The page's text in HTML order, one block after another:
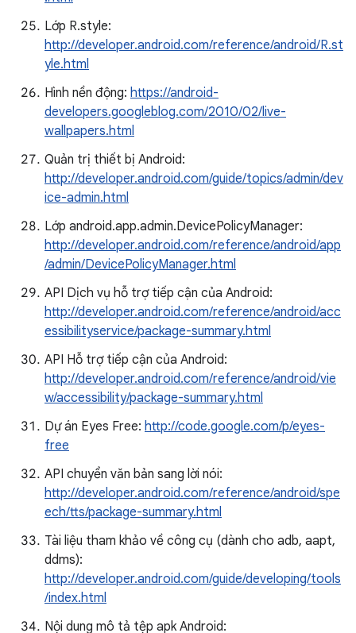
Lớp R.style:
http://developer.android.com/reference/android/R.st
yle.html
Hình nền động: https://android-
developers.googleblog.com/2010/02/live-
wallpapers.html
Quản trị thiết bị Android:
http://developer.android.com/guide/topics/admin/dev
ice-admin.html
Lớp android.app.admin.DevicePolicyManager:
http://developer.android.com/reference/android/app
/admin/DevicePolicyManager.html
API Dịch vụ hỗ trợ tiếp cận của Android:
http://developer.android.com/reference/android/acc
essibilityservice/package-summary.html
API Hỗ trợ tiếp cận của Android:
http://developer.android.com/reference/android/vie
w/accessibility/package-summary.html
Dự án Eyes Free: http://code.google.com/p/eyes-
free
API chuyển văn bản sang lời nói:
http://developer.android.com/reference/android/spe
ech/tts/package-summary.html
Tài liệu tham khảo về công cụ (dành cho adb, aapt,
ddms):
http://developer.android.com/guide/developing/tools
/index.html
Nội dung mô tả tệp apk Android: